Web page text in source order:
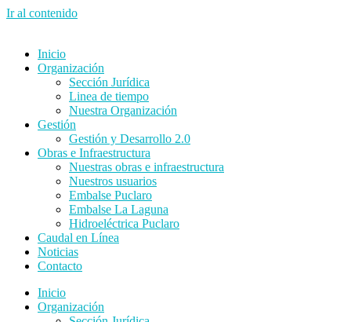
Ir al contenido
Inicio
Organización
Sección Jurídica
Linea de tiempo
Nuestra Organización
Gestión
Gestión y Desarrollo 2.0
Obras e Infraestructura
Nuestras obras e infraestructura
Nuestros usuarios
Embalse Puclaro
Embalse La Laguna
Hidroeléctrica Puclaro
Caudal en Línea
Noticias
Contacto
Inicio
Organización